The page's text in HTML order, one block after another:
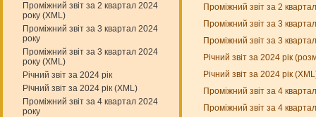
Проміжний звіт за 2 квартал 2024
року (XML)
Проміжний звіт за 3 квартал 2024
року
Проміжний звіт за 3 квартал 2024
року (XML)
Річний звіт за 2024 рік
Річний звіт за 2024 рік (XML)
Проміжний звіт за 4 квартал 2024
року
Проміжний звіт за 2
Проміжний звіт за 3
Проміжний звіт за 3
Річний звіт за 2024 рік
Річний звіт за 2024 рік
Проміжний звіт за 4
Проміжний звіт за 4